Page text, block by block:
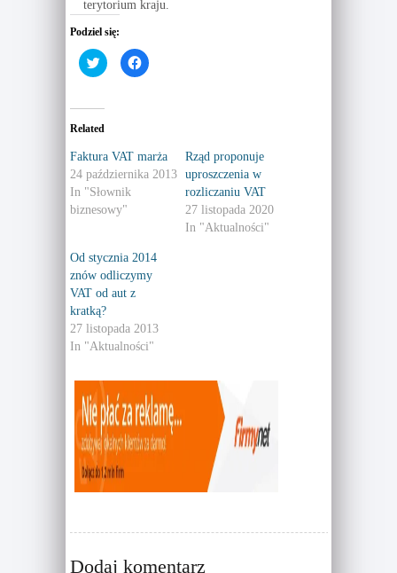
terytorium kraju.
Podziel się:
C
l
t
o
s
a
r
e
o
n
T
e
r
(
O
p
e
n
s
i
e
w
w
i
n
d
o
w
)
C
l
a
e
b
o
o
k
e
n
s
n
w
w
i
d
o
Related
Faktura VAT marża
24 października 2013
In "Słownik
biznesowy"
Rząd proponuje
uproszczenia w
rozliczaniu VAT
27 listopada 2020
In "Aktualności"
Od stycznia 2014
znów odliczymy
VAT od aut z
kratką?
27 listopada 2013
In "Aktualności"
Dodaj komentarz